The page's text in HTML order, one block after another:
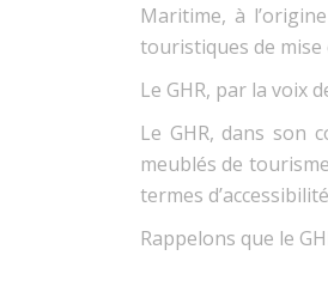
Maritime, à
touristiques de mise
Le GHR, par la voix
Le GHR, dans son
meublés de
termes
Rappelons que le